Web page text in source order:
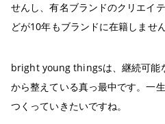
せんし、有名ブランドのクリエイ
どが10年もブランドに在籍しません
bright young thingsは、継続可能
から整えている真っ最中です。一
つくっていきたいですね。